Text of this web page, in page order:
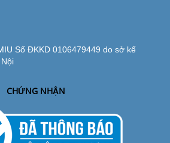
Số ĐKKD 0106479449 do sở kế
CHỨNG NHẬN